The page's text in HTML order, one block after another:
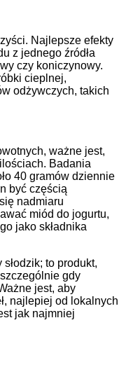
Najlepsze efekty
z jednego źródła
czy koniczynowy.
cieplnej,
odżywczych, takich
ważne jest,
Badania
40 gramów dziennie
być częścią
nadmiaru
miód do jogurtu,
jako składnika
to produkt,
gdy
jest, aby
najlepiej od lokalnych
jak najmniej